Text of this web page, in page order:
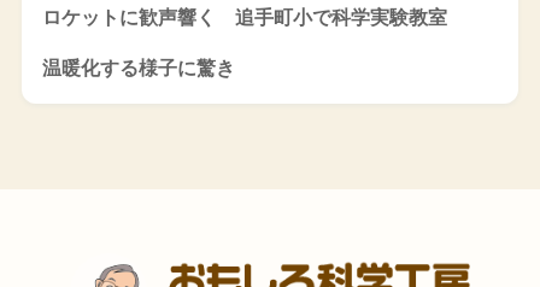
ロケットに歓声響く 追手町小で科学実験教室
温暖化する様子に驚き